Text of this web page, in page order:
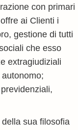
con primari
ai Clienti i
gestione di tutti
che esso
extragiudiziali
sua filosofia